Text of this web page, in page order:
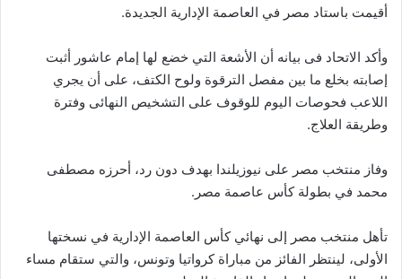
أقيمت باستاد مصر في العاصمة الإدارية الجديدة.
وأكد الاتحاد فى بيانه أن الأشعة التي خضع لها إمام عاشور أثبت
إصابته بخلع ما بين مفصل الترقوة ولوح الكتف، على أن يجري
اللاعب فحوصات اليوم للوقوف على التشخيص النهائى وفترة
وطريقة العلاج.
وفاز منتخب مصر على نيوزيلندا بهدف دون رد، أحرزه مصطفى
محمد في بطولة كأس عاصمة مصر.
تأهل منتخب مصر إلى نهائي كأس العاصمة الإدارية في نسختها
الأولى، لينتظر الفائز من مباراة كرواتيا وتونس، والتي ستقام مساء